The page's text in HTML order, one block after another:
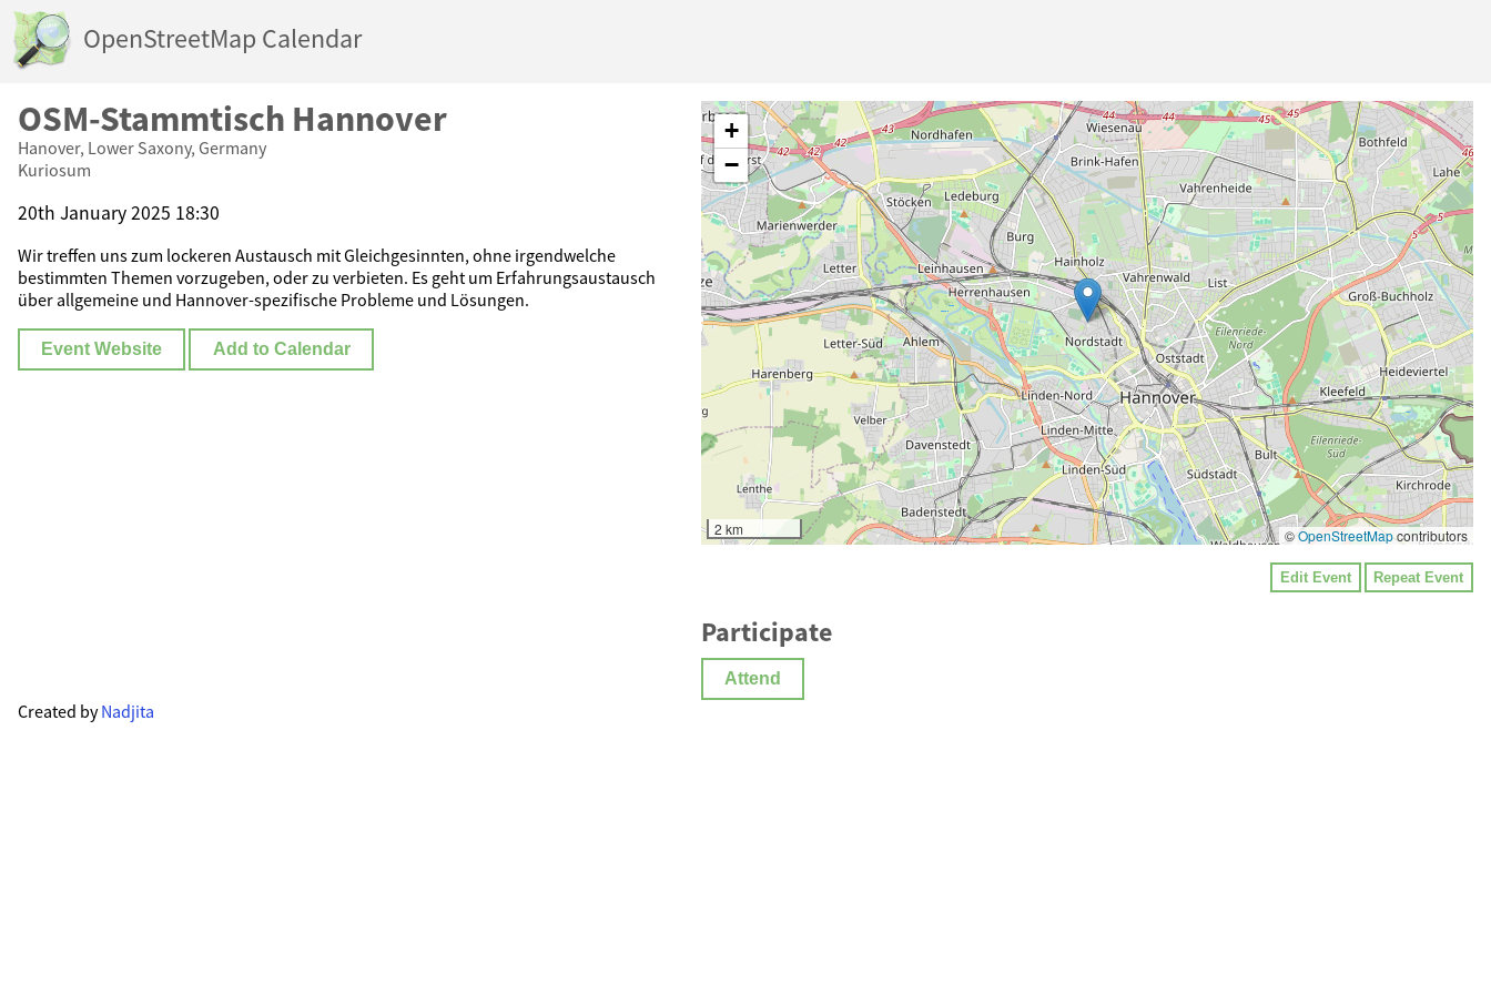
OpenStreetMap Calendar
OSM-Stammtisch Hannover
Hanover, Lower Saxony, Germany
Kuriosum
20th January 2025 18:30
Wir treffen uns zum lockeren Austausch mit Gleichgesinnten, ohne irgendwelche
bestimmten Themen vorzugeben, oder zu verbieten. Es geht um Erfahrungsaustausch
über allgemeine und Hannover-spezifische Probleme und Lösungen.
Event Website Add to Calendar
+
−
2 km ©OpenStreetMapcontributors
Edit Event Repeat Event
Participate
Attend
Created byNadjita